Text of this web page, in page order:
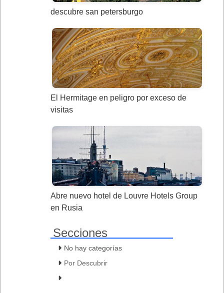
descubre san petersburgo
El Hermitage en peligro por exceso de
visitas
Abre nuevo hotel de Louvre Hotels Group
en Rusia
Secciones
No hay categorías
Por Descubrir